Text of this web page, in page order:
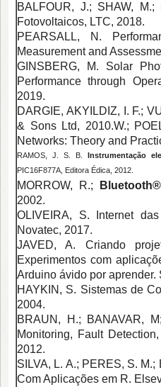
BALFOUR, J.; SHAW,
Fotovoltaicos, LTC, 2018.
PEARSALL, N.
Measurement and
GINSBERG, M. Solar
Performance through
2019.
DARGIE, AKYILDIZ, I. F.;
& Sons Ltd, 2010.W.;
Networks: Theory and
RAMOS, J. S. B.Instrumentação
PIC16F877A, Editora Édica, 2012.
MORROW, R.; Bluetooth®
2002.
OLIVEIRA, S. Internet
Novatec, 2017.
JAVED, A. Criando
Experimentos com
Arduino ávido por
HAYKIN, S. Sistemas de
2004.
BRAUN, H.; BANAVAR,
Monitoring, Fault
2012.
SILVA, L. A.; PERES, S.
Com Aplicações em R.